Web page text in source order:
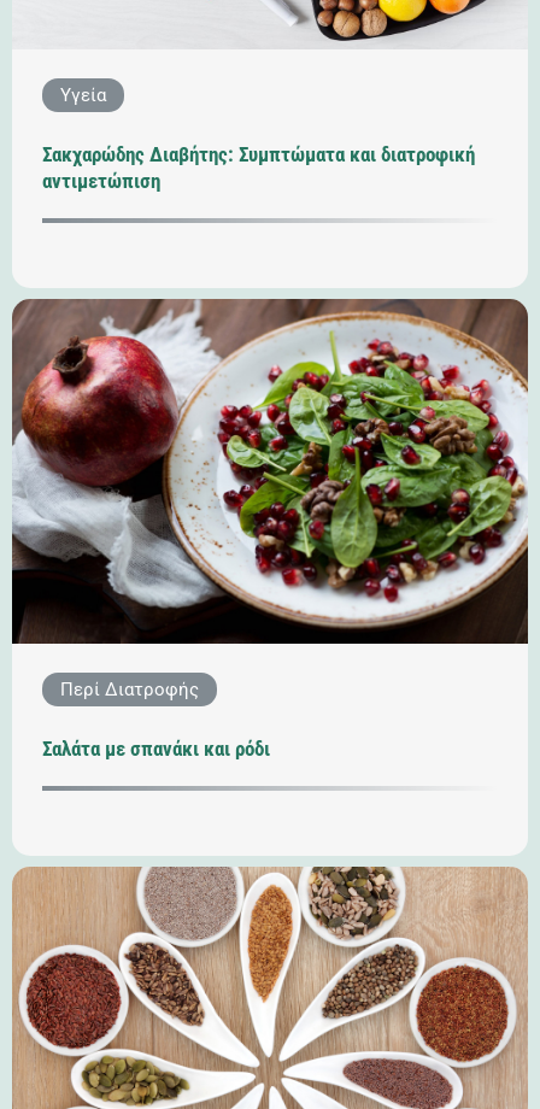
Υγεία
Σακχαρώδης Διαβήτης: Συμπτώματα και διατροφική
αντιμετώπιση
Περί Διατροφής
Σαλάτα με σπανάκι και ρόδι